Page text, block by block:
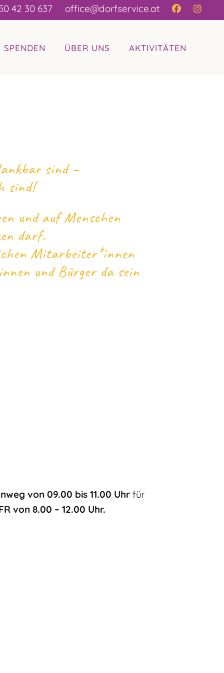
42 30 637 office@dorfservice.at
ÜBER UNS AKTIVITÄTEN
sind –
sind!
und auf Menschen
darf.
Mitarbeiter*innen
und Bürger da sein
von 09.00 bis 11.00 Uhrfür
von 8.00 – 12.00 Uhr.